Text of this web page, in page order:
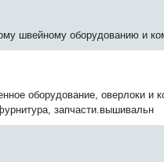
швейному оборудованию и
оборудование, оверлоки и
запчасти.вышивальн